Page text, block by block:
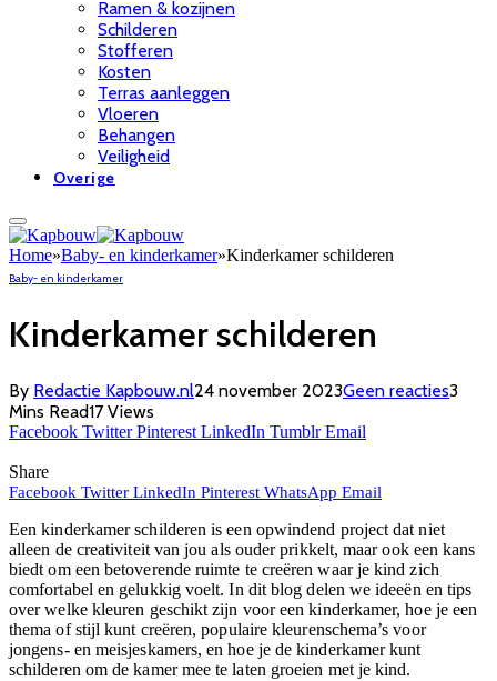
Ramen & kozijnen
Schilderen
Stofferen
Kosten
Terras aanleggen
Vloeren
Behangen
Veiligheid
Overige
Home»Baby- en kinderkamer»Kinderkamer schilderen
Baby- en kinderkamer
Kinderkamer schilderen
By Redactie Kapbouw.nl24 november 2023Geen reacties3
Mins Read17 Views
Facebook Twitter Pinterest LinkedIn Tumblr Email
Share
Facebook Twitter LinkedIn Pinterest WhatsApp Email
Een kinderkamer schilderen is een opwindend project dat niet
alleen de creativiteit van jou als ouder prikkelt, maar ook een kans
biedt om een betoverende ruimte te creëren waar je kind zich
comfortabel en gelukkig voelt. In dit blog delen we ideeën en tips
over welke kleuren geschikt zijn voor een kinderkamer, hoe je een
thema of stijl kunt creëren, populaire kleurenschema’s voor
jongens- en meisjeskamers, en hoe je de kinderkamer kunt
schilderen om de kamer mee te laten groeien met je kind.